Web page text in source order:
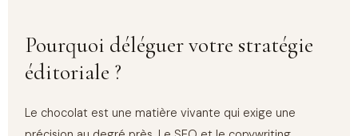
Pourquoi déléguer votre stratégie
éditoriale ?
Le chocolat est une matière vivante qui exige une